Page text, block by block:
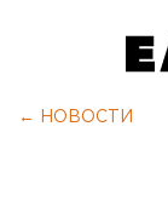
← НОВОСТИ